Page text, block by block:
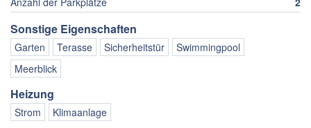
Sonstige Eigenschaften
Garten Terasse Sicherheitstür
Swimmingpool
Meerblick
Heizung
Strom Klimaanlage